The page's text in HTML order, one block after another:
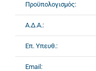
Προϋπολογισμός:
Α.Δ.Α.:
Επ. Υπευθ.:
Email: